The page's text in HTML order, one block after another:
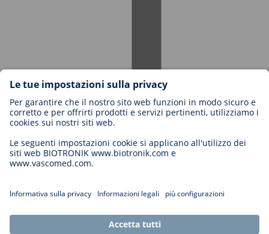
Carriere in BIOTRONIK
Livelli di carriera
Candidatura
Opportunità di carriera
Impostazioni cookie